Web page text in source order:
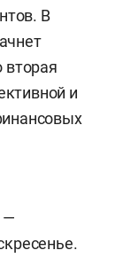
В
вторая
и
—